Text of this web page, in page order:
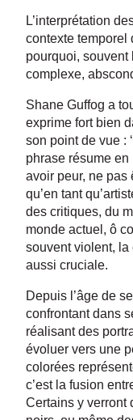
L’interprétation
contexte temporel
pourquoi, souvent
complexe,
Shane Guffog a
exprime fort bien
son point de vue : ‘
phrase résume en
avoir peur, ne pas
qu’en tant
des critiques, du
monde actuel, ô
souvent violent, la
aussi cruciale.
Depuis l’âge de
confrontant dans
réalisant des
évoluer vers une
colorées
c’est la fusion
Certains y verront